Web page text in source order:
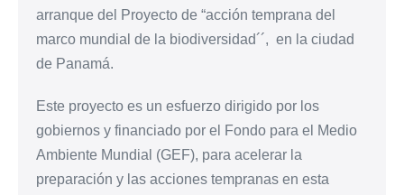
arranque del Proyecto de “acción temprana del
marco mundial de la biodiversidad´´, en la ciudad
de Panamá.
Este proyecto es un esfuerzo dirigido por los
gobiernos y financiado por el Fondo para el Medio
Ambiente Mundial (GEF), para acelerar la
preparación y las acciones tempranas en esta